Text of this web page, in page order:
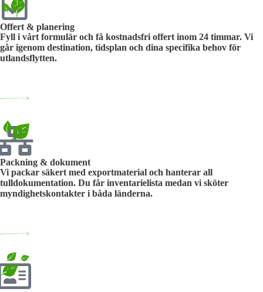
Offert & planering
Fyll i vårt formulär och få kostnadsfri offert inom 24 timmar. Vi
går igenom destination, tidsplan och dina specifika behov för
utlandsflytten.
Packning & dokument
Vi packar säkert med exportmaterial och hanterar all
tulldokumentation. Du får inventarielista medan vi sköter
myndighetskontakter i båda länderna.